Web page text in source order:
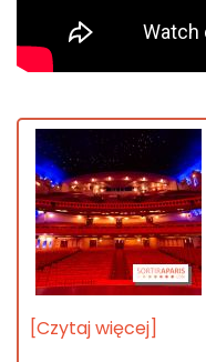
[Czytaj więcej]